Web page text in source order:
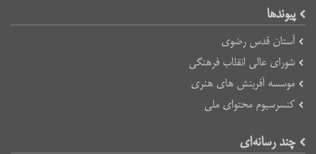
پیوند‌ها
آستان قدس رضوی
شورای عالی انقلاب فرهنگی
موسسه آفرینش های هنری
کنسرسیوم محتوای ملی
چند رسانه‌ای